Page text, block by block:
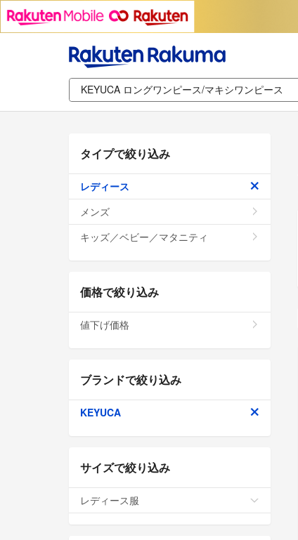
タイプで絞り込み
レディース
メンズ
キッズ／ベビー／マタニティ
価格で絞り込み
値下げ価格
ブランドで絞り込み
KEYUCA
サイズで絞り込み
レディース服